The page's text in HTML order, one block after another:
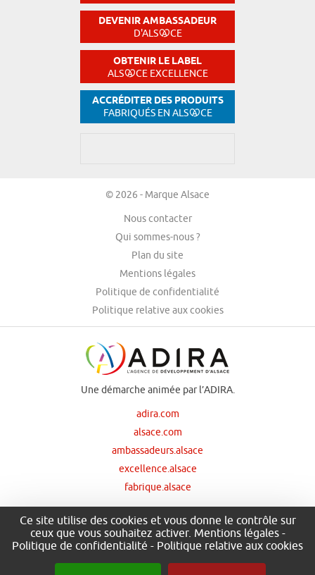
DEVENIR AMBASSADEUR
D'ALS CE
OBTENIR LE LABEL
ALS CE EXCELLENCE
ACCRÉDITER DES PRODUITS
FABRIQUÉS EN ALS CE
© 2026 - Marque Alsace
Nous contacter
Qui sommes-nous ?
Plan du site
Mentions légales
Politique de confidentialité
Politique relative aux cookies
Une démarche animée par l’ADIRA.
adira.com
alsace.com
ambassadeurs.alsace
excellence.alsace
fabrique.alsace
Nos principaux financeurs
Ce site utilise des cookies et vous donne le contrôle sur
ceux que vous souhaitez activer. Mentions légales-
Politique de confidentialité - Politique relative aux cookies